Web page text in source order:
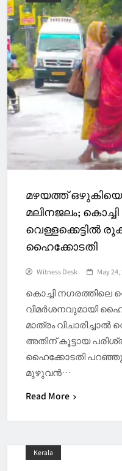
മഴയത്ത്
മലിനജലം;
വെള്ളക്കെട്ടിൽ
ഹൈക്കോടതി
Witness Desk May 24,
കൊച്ചി നഗരത്തിലെ
വിമർശനവുമായി
മാത്രം വിചാരിച്ചാല്‍
അതിന് കൂട്ടായ
ഹൈക്കോടതി
മുഴുവന്‍…
Read More
Kerala